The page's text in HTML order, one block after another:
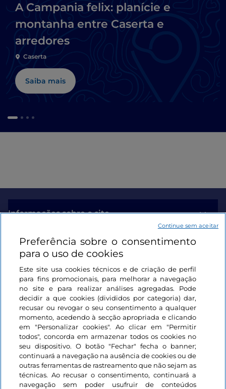
A Campania felix: planície e
montanha entre Caserta e
arredores
Caserta
Saiba mais
Informações sobre o site
Ligações úteis
Iniciar sessão
Mantenha-se em contacto
Preferência sobre o consentimento
para o uso de cookies
Este site usa cookies técnicos e de criação de perfil
para fins promocionais, para melhorar a navegação
no site e para realizar análises agregadas. Pode
decidir a que cookies (divididos por categoria) dar,
recusar ou revogar o seu consentimento a qualquer
momento, acedendo à secção apropriada e clicando
em "Personalizar cookies". Ao clicar em "Permitir
todos", concorda em armazenar todos os cookies no
seu dispositivo. O botão "Fechar" fecha o banner;
continuará a navegação na ausência de cookies ou de
outras ferramentas de rastreamento que não sejam as
técnicas. Ao recusar o consentimento, continuará a
navegação sem poder usufruir de conteúdos
Continue sem aceitar